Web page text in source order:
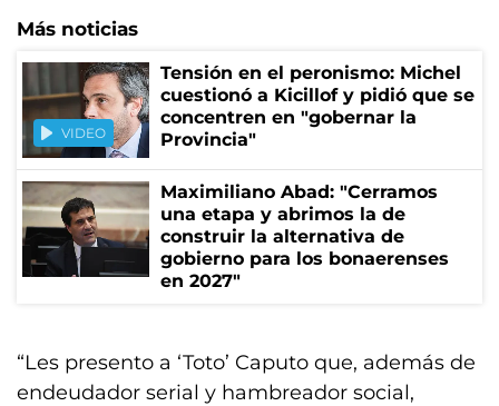
Más noticias
VIDEO
Tensión en el peronismo: Michel
cuestionó a Kicillof y pidió que se
concentren en "gobernar la
Provincia"
Maximiliano Abad: "Cerramos
una etapa y abrimos la de
construir la alternativa de
gobierno para los bonaerenses
en 2027"
“Les presento a ‘Toto’ Caputo que, además de
endeudador serial y hambreador social,